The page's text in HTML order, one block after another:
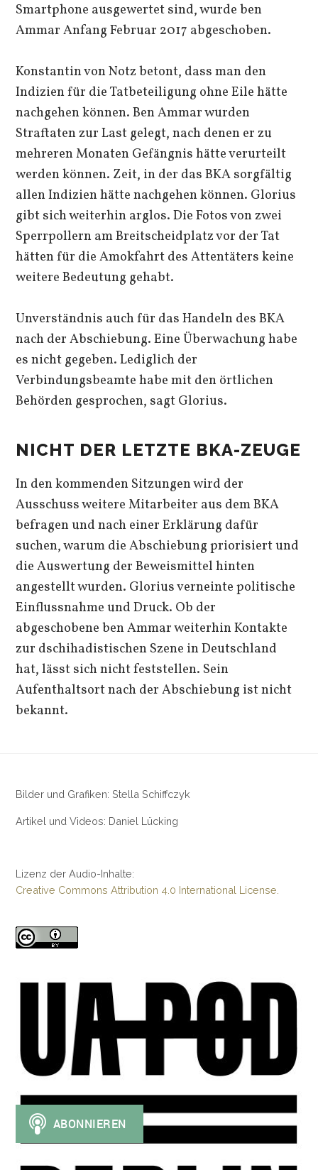
Smartphone ausgewertet sind, wurde ben
Ammar Anfang Februar 2017 abgeschoben.
Konstantin von Notz betont, dass man den
Indizien für die Tatbeteiligung ohne Eile hätte
nachgehen können. Ben Ammar wurden
Straftaten zur Last gelegt, nach denen er zu
mehreren Monaten Gefängnis hätte verurteilt
werden können. Zeit, in der das BKA sorgfältig
allen Indizien hätte nachgehen können. Glorius
gibt sich weiterhin arglos. Die Fotos von zwei
Sperrpollern am Breitscheidplatz vor der Tat
hätten für die Amokfahrt des Attentäters keine
weitere Bedeutung gehabt.
Unverständnis auch für das Handeln des BKA
nach der Abschiebung. Eine Überwachung habe
es nicht gegeben. Lediglich der
Verbindungsbeamte habe mit den örtlichen
Behörden gesprochen, sagt Glorius.
NICHT DER LETZTE BKA-ZEUGE
In den kommenden Sitzungen wird der
Ausschuss weitere Mitarbeiter aus dem BKA
befragen und nach einer Erklärung dafür
suchen, warum die Abschiebung priorisiert und
die Auswertung der Beweismittel hinten
angestellt wurden. Glorius verneinte politische
Einflussnahme und Druck. Ob der
abgeschobene ben Ammar weiterhin Kontakte
zur dschihadistischen Szene in Deutschland
hat, lässt sich nicht feststellen. Sein
Aufenthaltsort nach der Abschiebung ist nicht
bekannt.
Bilder und Grafiken: Stella Schiffczyk
Artikel und Videos: Daniel Lücking
Lizenz der Audio-Inhalte:
Creative Commons Attribution 4.0 International License.